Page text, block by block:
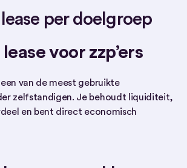
per doelgroep
voor zzp’ers
een van de meest gebruikte
zelfstandigen. Je behoudt liquiditeit,
en bent direct economisch